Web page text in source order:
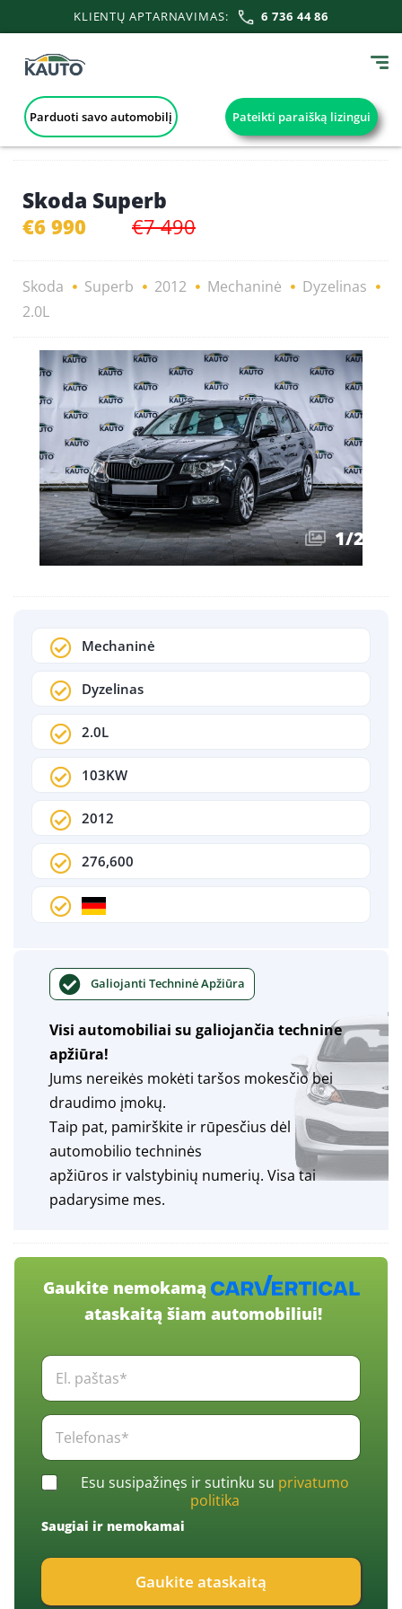
KLIENTŲ APTARNAVIMAS: 6 736 44 86
Parduoti savo automobilį Pateikti paraišką lizingui
Skoda Superb
€6 990 €7 490
Skoda Superb 2012 Mechaninė
Dyzelinas
2.0L
1/23
Mechaninė
Dyzelinas
2.0L
103KW
2012
276,600
Galiojanti Techninė Apžiūra
Visi automobiliai su galiojančia technine
apžiūra!
Jums nereikės mokėti taršos mokesčio bei
draudimo įmokų.
Taip pat, pamirškite ir rūpesčius dėl
automobilio techninės
apžiūros ir valstybinių numerių. Visa tai
padarysime mes.
Gaukite nemokamą
ataskaitą šiam automobiliui!
E
.
p
š
t
a
*
T
l
e
f
n
s
C
c
b
x
Esu susipažinęs ir sutinku su privatumo
politika
Saugiai ir nemokamai
Gaukite ataskaitą